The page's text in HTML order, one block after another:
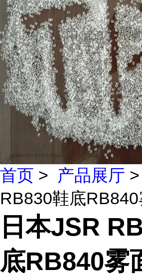
首页 > 产品展厅
RB830鞋底
日本JSR
底RB840雾